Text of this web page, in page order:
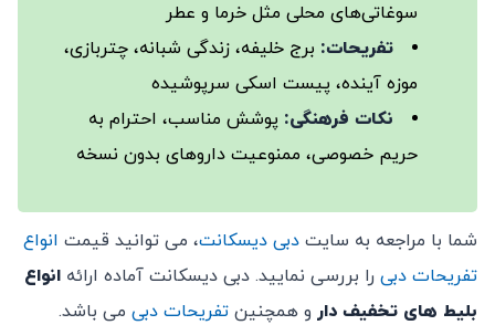
سوغاتی‌های محلی مثل خرما و عطر
تفریحات: برج خلیفه، زندگی شبانه، چتربازی،
موزه آینده، پیست اسکی سرپوشیده
نکات فرهنگی: پوشش مناسب، احترام به
حریم خصوصی، ممنوعیت داروهای بدون نسخه
شما با مراجعه به سایت دبی دیسکانت، می توانید قیمت انواع
تفریحات دبی را بررسی نمایید. دبی دیسکانت آماده ارائه انواع
بلیط های تخفیف دار و همچنین تفریحات دبی می باشد.